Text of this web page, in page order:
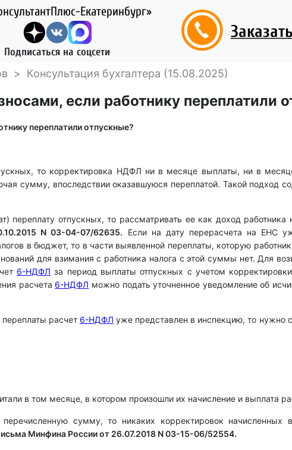
Екатеринбург»
Подписаться на соцсети
> Консультация бухгалтера (15.08.2025)
если работнику переплатили
переплатили отпускные?
то корректировка НДФЛ ни в месяце выплаты, ни в
сумму, впоследствии оказавшуюся переплатой. Такой подход
переплату отпускных, то рассматривать ее как доход работника
N 03-04-07/62635. Если на дату перерасчета на ЕНС
в бюджет, то в части выявленной переплаты, которую
для взимания с работника налога с этой суммы нет. Для
6-НДФЛ за период выплаты отпускных с учетом
расчета 6-НДФЛ можно подать уточненное уведомление об
расчет 6-НДФЛ уже представлен в инспекцию, то нужно
в том месяце, в котором произошли их начисление и выплата
сумму, то никаких корректировок начисленных
Минфина России от 26.07.2018 N 03-15-06/52554.